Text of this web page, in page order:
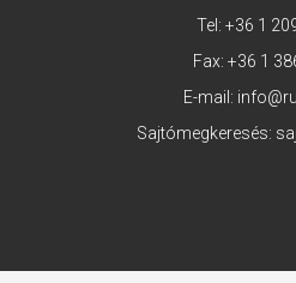
Tel: +36 1
Fax: +36 1
E-mail:
Sajtómegkeresés: